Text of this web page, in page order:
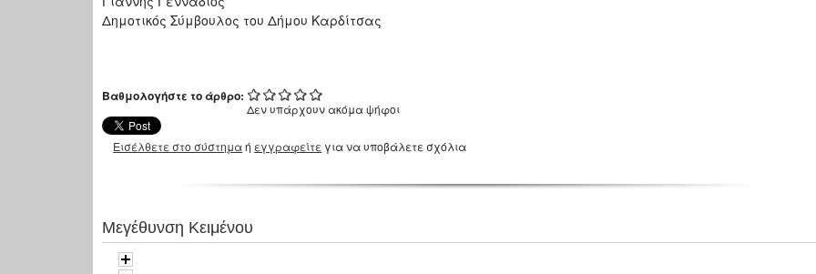
Δημοτικός Σύμβουλος του Δήμου Καρδίτσας
Βαθμολογήστε το άρθρο:
Δεν υπάρχουν ακόμα ψήφοι
Εισέλθετε στο σύστημαή εγγραφείτε για να υποβάλετε σχόλια
Μεγέθυνση Κειμένου